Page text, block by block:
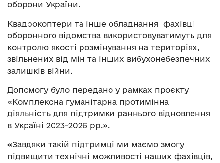
оборони України.
Квадрокоптери та інше обладнання фахівці
оборонного відомства використовуватимуть для
контролю якості розмінування на територіях,
звільнених від мін та інших вибухонебезпечних
залишків війни.
Допомогу було передано у рамках проєкту
«Комплексна гуманітарна протимінна
діяльність для підтримки раннього відновлення
в Україні 2023-2026 рр.».
«Завдяки такій підтримці ми маємо змогу
підвищити технічні можливості наших фахівців,